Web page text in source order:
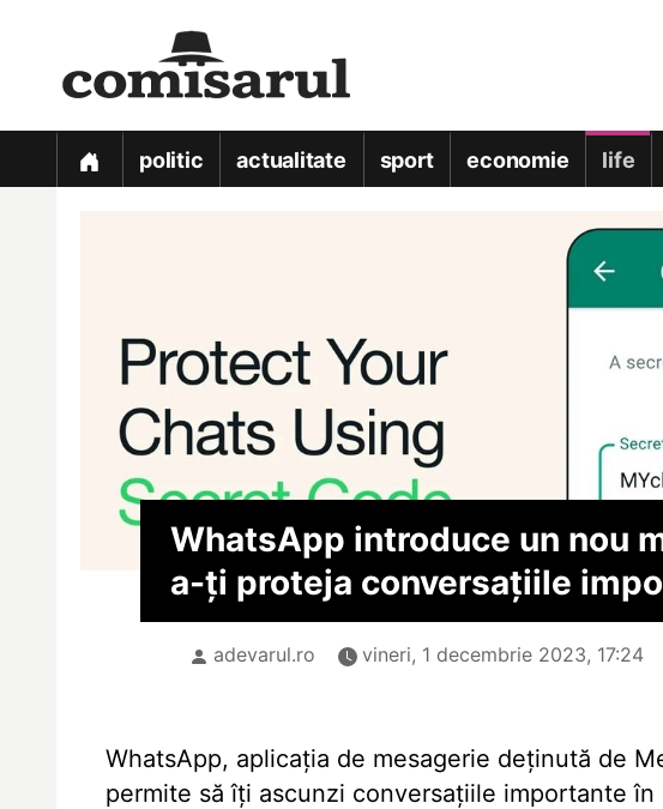
politic actualitate sport economie life
WhatsApp introduce un nou
a-ți proteja conversațiile
adevarul.ro vineri, 1 decembrie 2023, 17:24
WhatsApp, aplicația de mesagerie deținută de
permite să îți ascunzi conversațiile importante